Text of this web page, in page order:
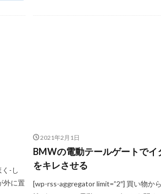
-し
外に置
2021年2月1日
BMWの電動テールゲートでイ
をキレさせる
[wp-rss-aggregator limit=”2″] 買い物か